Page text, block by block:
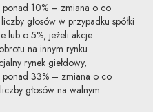
ponad 10% – zmiana o co
głosów w przypadku spółki
lub o 5%, jeżeli akcje
na innym rynku
rynek giełdowy,
ponad 33% – zmiana o co
głosów na walnym